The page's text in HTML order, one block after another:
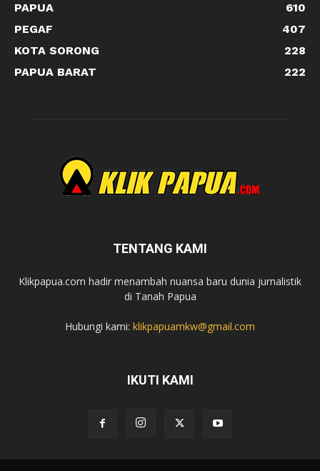
PAPUA
610
PEGAF
407
KOTA SORONG
228
PAPUA BARAT
222
TENTANG KAMI
Klikpapua.com hadir menambah nuansa baru dunia jurnalistik
di Tanah Papua
Hubungi kami: klikpapuamkw@gmail.com
IKUTI KAMI